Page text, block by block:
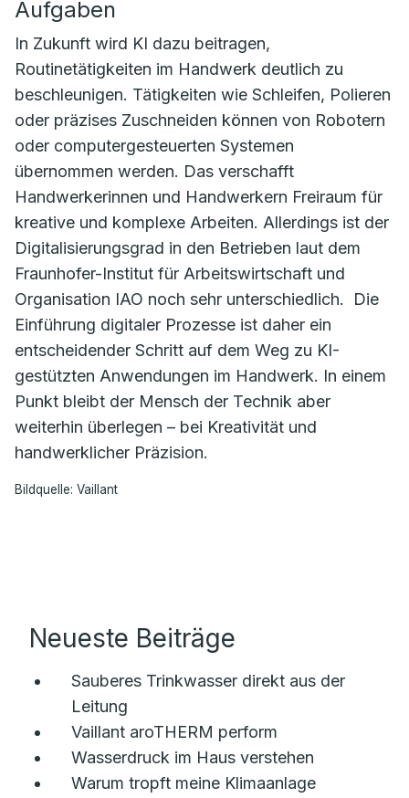
Aufgaben
In Zukunft wird KI dazu beitragen,
Routinetätigkeiten im Handwerk deutlich zu
beschleunigen. Tätigkeiten wie Schleifen, Polieren
oder präzises Zuschneiden können von Robotern
oder computergesteuerten Systemen
übernommen werden. Das verschafft
Handwerkerinnen und Handwerkern Freiraum für
kreative und komplexe Arbeiten. Allerdings ist der
Digitalisierungsgrad in den Betrieben laut dem
Fraunhofer-Institut für Arbeitswirtschaft und
Organisation IAO noch sehr unterschiedlich. Die
Einführung digitaler Prozesse ist daher ein
entscheidender Schritt auf dem Weg zu KI-
gestützten Anwendungen im Handwerk. In einem
Punkt bleibt der Mensch der Technik aber
weiterhin überlegen – bei Kreativität und
handwerklicher Präzision.
Bildquelle: Vaillant
Neueste Beiträge
Sauberes Trinkwasser direkt aus der
Leitung
Vaillant aroTHERM perform
Wasserdruck im Haus verstehen
Warum tropft meine Klimaanlage